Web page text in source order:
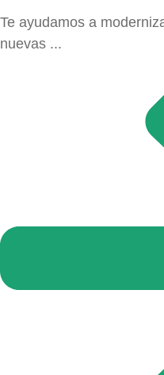
Te ayudamos a
nuevas ...